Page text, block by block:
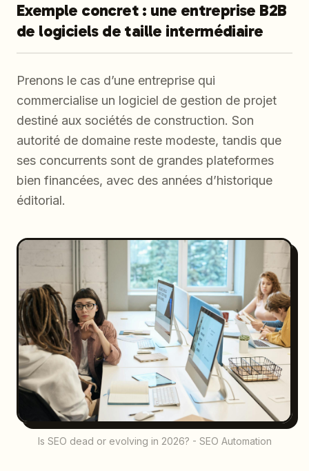
Exemple concret : une entreprise B2B
de logiciels de taille intermédiaire
Prenons le cas d’une entreprise qui
commercialise un logiciel de gestion de projet
destiné aux sociétés de construction. Son
autorité de domaine reste modeste, tandis que
ses concurrents sont de grandes plateformes
bien financées, avec des années d’historique
éditorial.
Is SEO dead or evolving in 2026? - SEO Automation